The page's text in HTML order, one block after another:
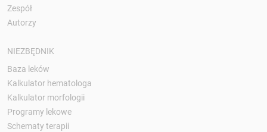
Zespół
Autorzy
NIEZBĘDNIK
Baza leków
Kalkulator hematologa
Kalkulator morfologii
Programy lekowe
Schematy terapii